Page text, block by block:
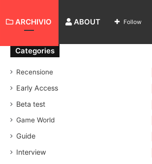
ARCHIVIO ABOUT Follow
Categories
Recensione
Early Access
Beta test
Game World
Guide
Interview